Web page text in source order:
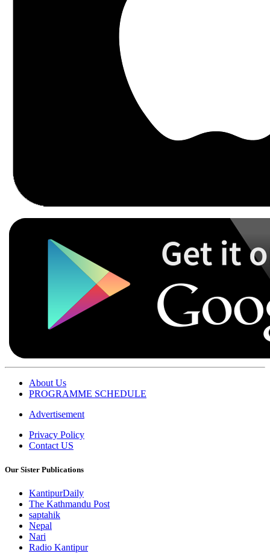
About Us
PROGRAMME SCHEDULE
Advertisement
Privacy Policy
Contact US
Our Sister Publications
KantipurDaily
The Kathmandu Post
saptahik
Nepal
Nari
Radio Kantipur